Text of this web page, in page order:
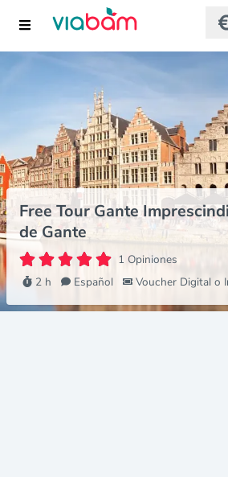
Free Tour Gante
de Gante
1 Opiniones
2 h
Español Voucher Digital o